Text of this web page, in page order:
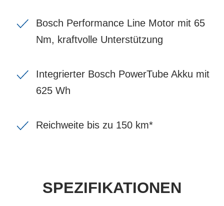
Bosch Performance Line Motor mit 65
Nm, kraftvolle Unterstützung
Integrierter Bosch PowerTube Akku mit
625 Wh
Reichweite bis zu 150 km*
SPEZIFIKATIONEN